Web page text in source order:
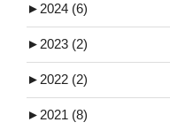
► 2024 (6)
► 2023 (2)
► 2022 (2)
► 2021 (8)